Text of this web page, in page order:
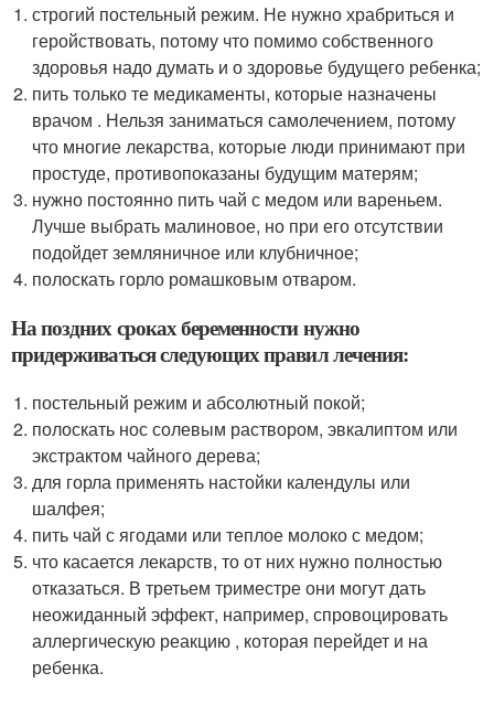
строгий постельный режим. Не нужно храбриться и
геройствовать, потому что помимо собственного
здоровья надо думать и о здоровье будущего ребенка;
пить только те медикаменты, которые назначены
врачом . Нельзя заниматься самолечением, потому
что многие лекарства, которые люди принимают при
простуде, противопоказаны будущим матерям;
нужно постоянно пить чай с медом или вареньем.
Лучше выбрать малиновое, но при его отсутствии
подойдет земляничное или клубничное;
полоскать горло ромашковым отваром.
На поздних сроках беременности нужно
придерживаться следующих правил лечения:
постельный режим и абсолютный покой;
полоскать нос солевым раствором, эвкалиптом или
экстрактом чайного дерева;
для горла применять настойки календулы или
шалфея;
пить чай с ягодами или теплое молоко с медом;
что касается лекарств, то от них нужно полностью
отказаться. В третьем триместре они могут дать
неожиданный эффект, например, спровоцировать
аллергическую реакцию , которая перейдет и на
ребенка.